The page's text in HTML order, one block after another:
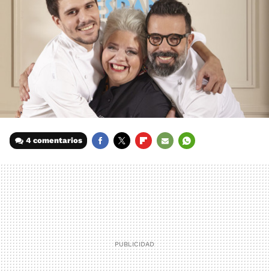
4 comentarios
MAIL